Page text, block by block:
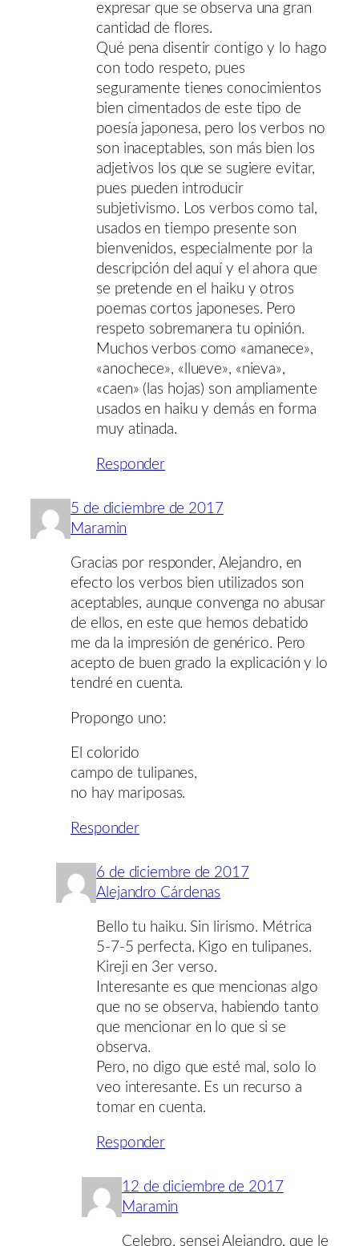
expresar que se observa una gran
cantidad de flores.
Qué pena disentir contigo y lo hago
con todo respeto, pues
seguramente tienes conocimientos
bien cimentados de este tipo de
poesía japonesa, pero los verbos no
son inaceptables, son más bien los
adjetivos los que se sugiere evitar,
pues pueden introducir
subjetivismo. Los verbos como tal,
usados en tiempo presente son
bienvenidos, especialmente por la
descripción del aquí y el ahora que
se pretende en el haiku y otros
poemas cortos japoneses. Pero
respeto sobremanera tu opinión.
Muchos verbos como «amanece»,
«anochece», «llueve», «nieva»,
«caen» (las hojas) son ampliamente
usados en haiku y demás en forma
muy atinada.
Responder
5 de diciembre de 2017
Maramin
Gracias por responder, Alejandro, en
efecto los verbos bien utilizados son
aceptables, aunque convenga no abusar
de ellos, en este que hemos debatido
me da la impresión de genérico. Pero
acepto de buen grado la explicación y lo
tendré en cuenta.
Propongo uno:
El colorido
campo de tulipanes,
no hay mariposas.
Responder
6 de diciembre de 2017
Alejandro Cárdenas
Bello tu haiku. Sin lirismo. Métrica
5-7-5 perfecta. Kigo en tulipanes.
Kireji en 3er verso.
Interesante es que mencionas algo
que no se observa, habiendo tanto
que mencionar en lo que si se
observa.
Pero, no digo que esté mal, solo lo
veo interesante. Es un recurso a
tomar en cuenta.
Responder
12 de diciembre de 2017
Maramin
Celebro, sensei Alejandro, que le